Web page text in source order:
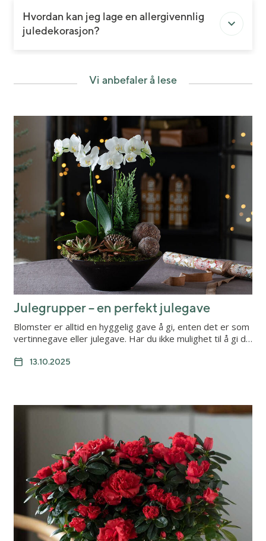
Hvordan kan jeg lage en allergivennlig
juledekorasjon?
Vi anbefaler å lese
Julegrupper – en perfekt julegave
Blomster er alltid en hyggelig gave å gi, enten det er som
vertinnegave eller julegave. Har du ikke mulighet til å gi d…
13.10.2025